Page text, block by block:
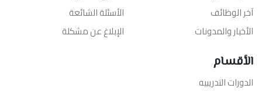
آخر الوظائف
الأخبار والمدونات
الأسئلة الشائعة
الإبلاغ عن مشكلة
الأقسام
الدورات التدريبيه